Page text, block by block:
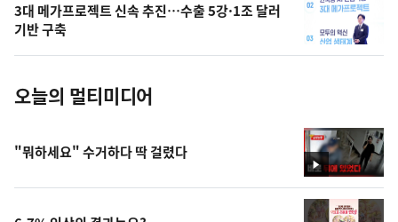
사
진
3대 메가프로젝트 신속 추진…수출 5강·1조 달러
기반 구축
오늘의 멀티미디어
영
상
"뭐하세요" 수거하다 딱 걸렸다